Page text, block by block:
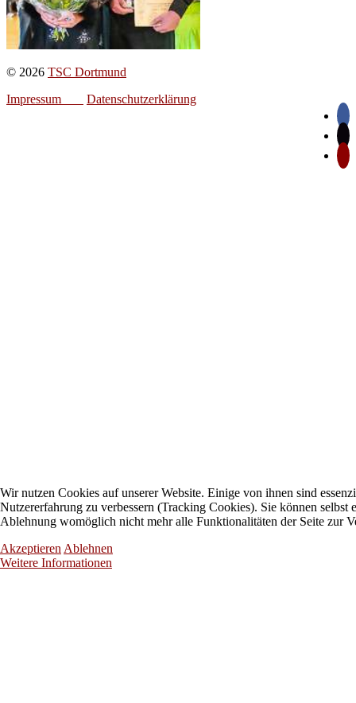
© 2026 TSC Dortmund
Impressum
Datenschutzerklärung
Wir nutzen Cookies auf unserer Website. Einige von ihnen sind
Nutzererfahrung zu verbessern (Tracking Cookies). Sie können selbst
Ablehnung womöglich nicht mehr alle Funktionalitäten der Seite zur
Akzeptieren Ablehnen
Weitere Informationen